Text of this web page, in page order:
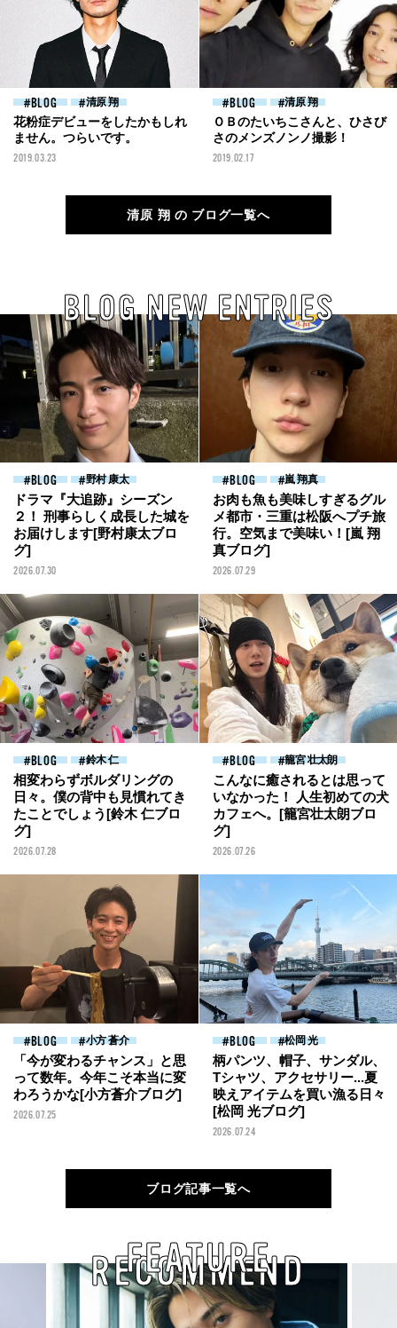
BLOG 清原 翔
花粉症デビューをしたかもしれ
ません。つらいです。
2019.03.23
BLOG 清原 翔
ＯＢのたいちこさんと、ひさび
さのメンズノンノ撮影！
2019.02.17
清原 翔 の ブログ一覧へ
BLOG NEW ENTRIES
BLOG 野村 康太
ドラマ『大追跡』シーズン
２！ 刑事らしく成長した城を
お届けします[野村康太ブロ
グ]
2026.07.30
BLOG 嵐 翔真
お肉も魚も美味しすぎるグル
メ都市・三重は松阪へプチ旅
行。空気まで美味い！[嵐 翔
真ブログ]
2026.07.29
BLOG 鈴木 仁
相変わらずボルダリングの
日々。僕の背中も見慣れてき
たことでしょう[鈴木 仁ブロ
グ]
2026.07.28
BLOG 籠宮 壮太朗
こんなに癒されるとは思って
いなかった！ 人生初めての犬
カフェへ。[籠宮壮太朗ブロ
グ]
2026.07.26
BLOG 小方 蒼介
「今が変わるチャンス」と思
って数年。今年こそ本当に変
わろうかな[小方蒼介ブログ]
2026.07.25
BLOG 松岡 光
柄パンツ、帽子、サンダル、
Tシャツ、アクセサリー...夏
映えアイテムを買い漁る日々
[松岡 光ブログ]
2026.07.24
ブログ記事一覧へ
RECOMMEND
FEATURE